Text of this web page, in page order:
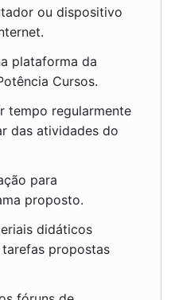
ou dispositivo
plataforma da
Cursos.
tempo regularmente
das atividades do
para
proposto.
didáticos
propostas